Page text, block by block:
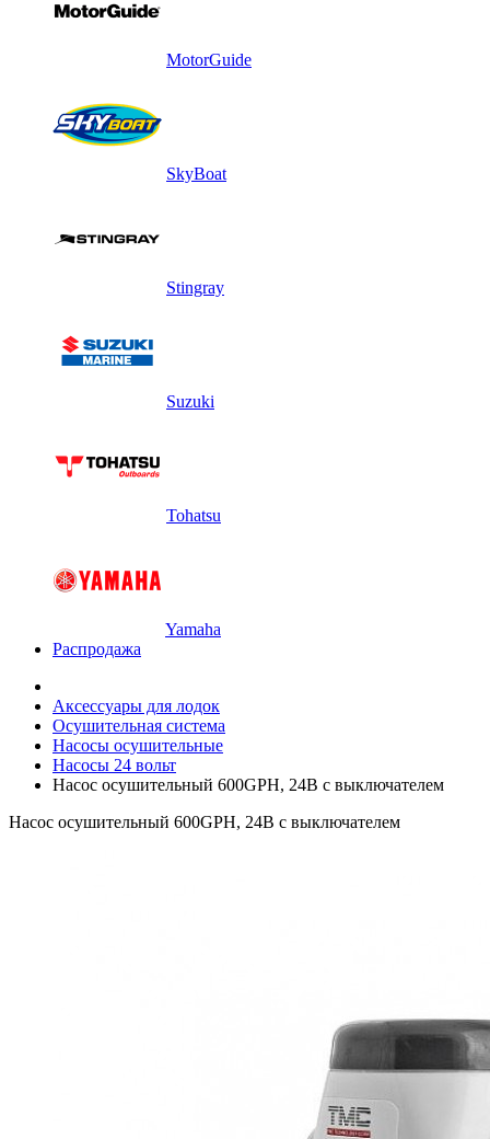
MotorGuide
SkyBoat
Stingray
Suzuki
Tohatsu
Yamaha
Распродажа
Аксессуары для лодок
Осушительная система
Насосы осушительные
Насосы 24 вольт
Насос осушительный 600GPH, 24В с выключателем
Насос осушительный 600GPH, 24В с выключателем